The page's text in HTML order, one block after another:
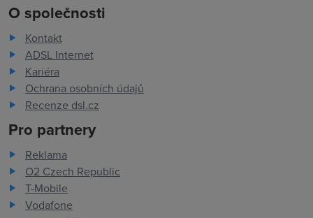
O společnosti
Kontakt
ADSL Internet
Kariéra
Ochrana osobních údajů
Recenze dsl.cz
Pro partnery
Reklama
O2 Czech Republic
T-Mobile
Vodafone